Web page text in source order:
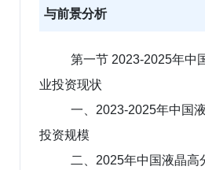
与前景分析
第一节 2023-2025年中
业投资现状
一、2023-2025年中国
投资规模
二、2025年中国液晶高